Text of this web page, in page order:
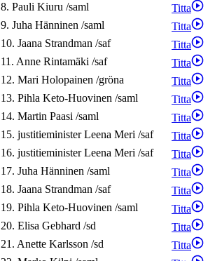
8. Pauli Kiuru /saml
Titta
9. Juha Hänninen /saml
Titta
10. Jaana Strandman /saf
Titta
11. Anne Rintamäki /saf
Titta
12. Mari Holopainen /gröna
Titta
13. Pihla Keto-Huovinen /saml
Titta
14. Martin Paasi /saml
Titta
15. justitieminister Leena Meri /saf
Titta
16. justitieminister Leena Meri /saf
Titta
17. Juha Hänninen /saml
Titta
18. Jaana Strandman /saf
Titta
19. Pihla Keto-Huovinen /saml
Titta
20. Elisa Gebhard /sd
Titta
21. Anette Karlsson /sd
Titta